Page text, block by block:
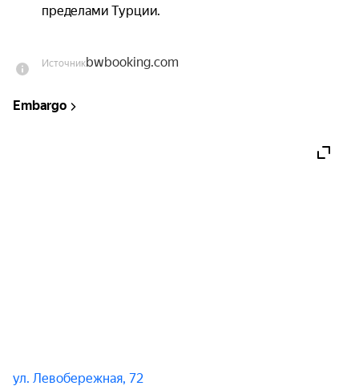
пределами Турции.
живые выступления превращаются в
oriental mood и ночной эстетикой Стамбула.
Источникbwbooking.com
Embargo
ул. Левобережная, 72